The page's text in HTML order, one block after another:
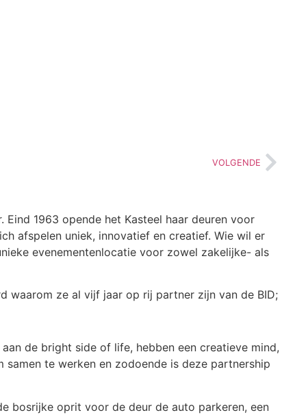
VOLGENDE
1963 opende het Kasteel haar deuren voor
afspelen uniek, innovatief en creatief. Wie wil er
evenementenlocatie voor zowel zakelijke- als
waarom ze al vijf jaar op rij partner zijn van de BID;
de bright side of life, hebben een creatieve mind,
samen te werken en zodoende is deze partnership
bosrijke oprit voor de deur de auto parkeren, een